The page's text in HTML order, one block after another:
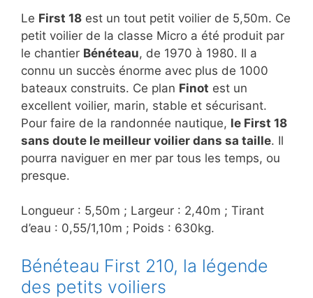
Le First 18 est un tout petit voilier de 5,50m. Ce
petit voilier de la classe Micro a été produit par
le chantier Bénéteau, de 1970 à 1980. Il a
connu un succès énorme avec plus de 1000
bateaux construits. Ce plan Finot est un
excellent voilier, marin, stable et sécurisant.
Pour faire de la randonnée nautique, le First 18
sans doute le meilleur voilier dans sa taille. Il
pourra naviguer en mer par tous les temps, ou
presque.
Longueur : 5,50m ; Largeur : 2,40m ; Tirant
d’eau : 0,55/1,10m ; Poids : 630kg.
Bénéteau First 210, la légende
des petits voiliers